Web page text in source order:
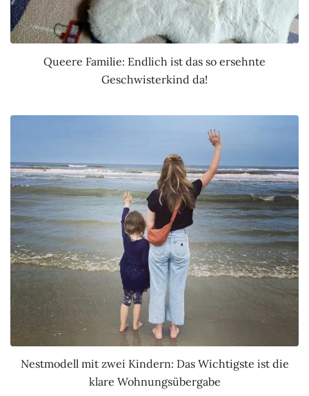
Queere Familie: Endlich ist das so ersehnte
Geschwisterkind da!
Nestmodell mit zwei Kindern: Das Wichtigste ist die
klare Wohnungsübergabe